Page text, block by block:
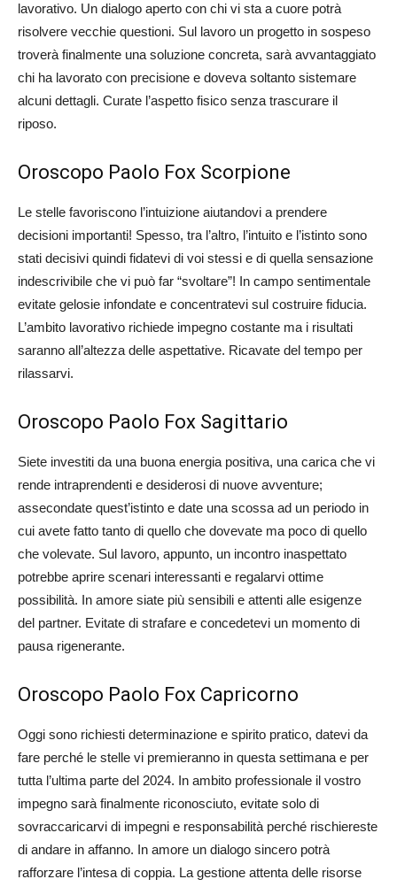
lavorativo. Un dialogo aperto con chi vi sta a cuore potrà
risolvere vecchie questioni. Sul lavoro un progetto in sospeso
troverà finalmente una soluzione concreta, sarà avvantaggiato
chi ha lavorato con precisione e doveva soltanto sistemare
alcuni dettagli. Curate l’aspetto fisico senza trascurare il
riposo.
Oroscopo Paolo Fox Scorpione
Le stelle favoriscono l’intuizione aiutandovi a prendere
decisioni importanti! Spesso, tra l’altro, l’intuito e l’istinto sono
stati decisivi quindi fidatevi di voi stessi e di quella sensazione
indescrivibile che vi può far “svoltare”! In campo sentimentale
evitate gelosie infondate e concentratevi sul costruire fiducia.
L’ambito lavorativo richiede impegno costante ma i risultati
saranno all’altezza delle aspettative. Ricavate del tempo per
rilassarvi.
Oroscopo Paolo Fox Sagittario
Siete investiti da una buona energia positiva, una carica che vi
rende intraprendenti e desiderosi di nuove avventure;
assecondate quest’istinto e date una scossa ad un periodo in
cui avete fatto tanto di quello che dovevate ma poco di quello
che volevate. Sul lavoro, appunto, un incontro inaspettato
potrebbe aprire scenari interessanti e regalarvi ottime
possibilità. In amore siate più sensibili e attenti alle esigenze
del partner. Evitate di strafare e concedetevi un momento di
pausa rigenerante.
Oroscopo Paolo Fox Capricorno
Oggi sono richiesti determinazione e spirito pratico, datevi da
fare perché le stelle vi premieranno in questa settimana e per
tutta l’ultima parte del 2024. In ambito professionale il vostro
impegno sarà finalmente riconosciuto, evitate solo di
sovraccaricarvi di impegni e responsabilità perché rischiereste
di andare in affanno. In amore un dialogo sincero potrà
rafforzare l’intesa di coppia. La gestione attenta delle risorse